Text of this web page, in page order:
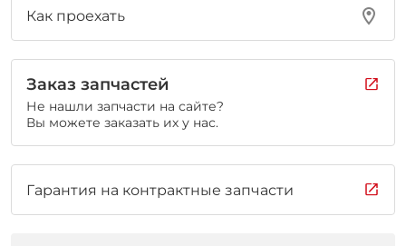
Как проехать
Заказ запчастей
Не нашли запчасти на сайте?
Вы можете заказать их у нас.
Гарантия на контрактные запчасти